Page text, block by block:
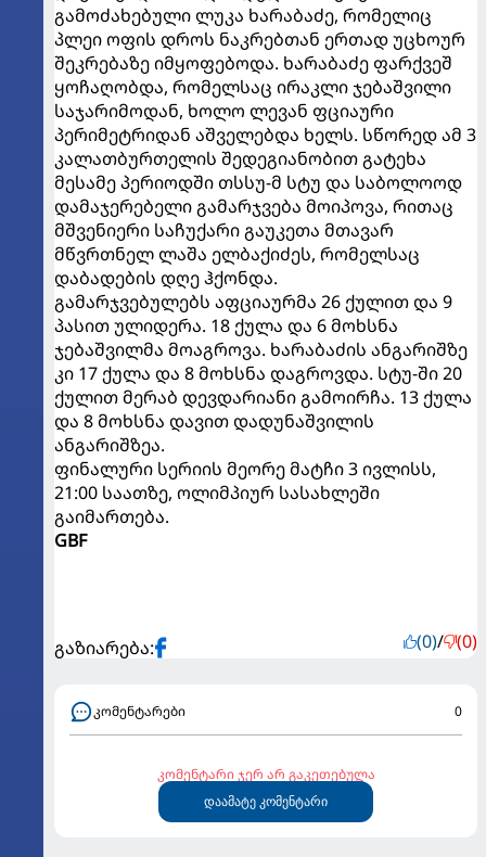
გამოძახებული ლუკა ხარაბაძე, რომელიც
პლეი ოფის დროს ნაკრებთან ერთად უცხოურ
შეკრებაზე იმყოფებოდა. ხარაბაძე ფარქვეშ
ყოჩაღობდა, რომელსაც ირაკლი ჯებაშვილი
საჯარიმოდან, ხოლო ლევან ფციაური
პერიმეტრიდან აშველებდა ხელს. სწორედ ამ 3
კალათბურთელის შედეგიანობით გატეხა
მესამე პერიოდში თსსუ-მ სტუ და საბოლოოდ
დამაჯერებელი გამარჯვება მოიპოვა, რითაც
მშვენიერი საჩუქარი გაუკეთა მთავარ
მწვრთნელ ლაშა ელბაქიძეს, რომელსაც
დაბადების დღე ჰქონდა.
გამარჯვებულებს აფციაურმა 26 ქულით და 9
პასით ულიდერა. 18 ქულა და 6 მოხსნა
ჯებაშვილმა მოაგროვა. ხარაბაძის ანგარიშზე
კი 17 ქულა და 8 მოხსნა დაგროვდა. სტუ-ში 20
ქულით მერაბ დევდარიანი გამოირჩა. 13 ქულა
და 8 მოხსნა დავით დადუნაშვილის
ანგარიშზეა.
ფინალური სერიის მეორე მატჩი 3 ივლისს,
21:00 საათზე, ოლიმპიურ სასახლეში
გაიმართება.
GBF
გაზიარება: (0)/ (0)
კომენტარები 0
კომენტარი ჯერ არ გაკეთებულა
დაამატე კომენტარი